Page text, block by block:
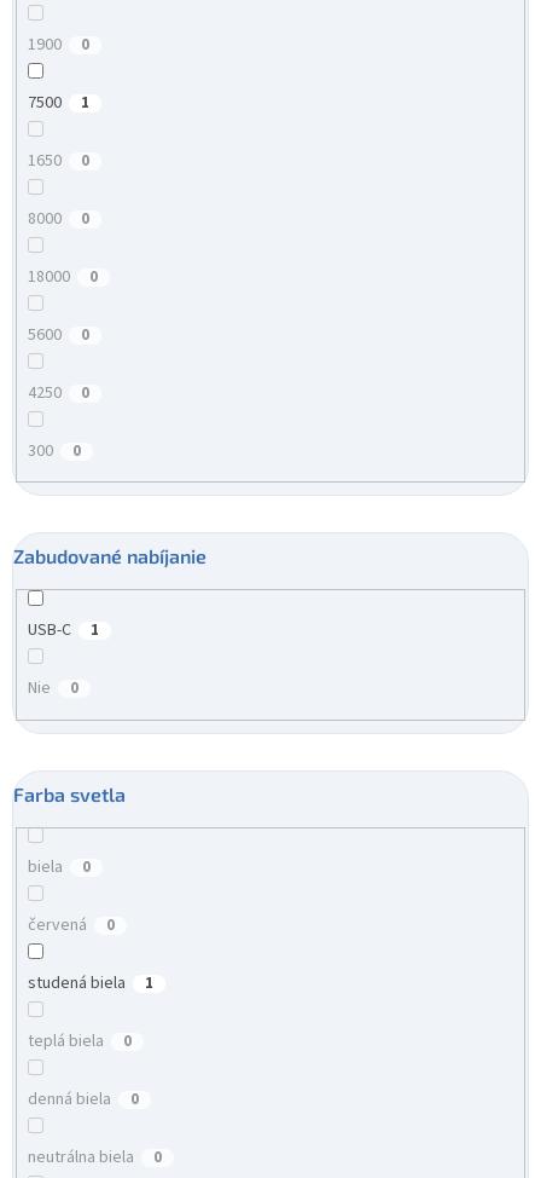
1900 0
7500 1
1650 0
8000 0
18000 0
5600 0
4250 0
300 0
Zabudované nabíjanie
USB-C 1
Nie 0
Farba svetla
biela 0
červená 0
studená biela 1
teplá biela 0
denná biela 0
neutrálna biela 0